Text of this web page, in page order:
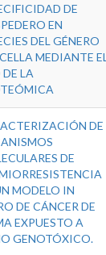
DE
EN
DEL GÉNERO
MEDIANTE EL
LA
DE
DE
MODELO IN
DE CÁNCER DE
EXPUESTO A
GENOTÓXICO.